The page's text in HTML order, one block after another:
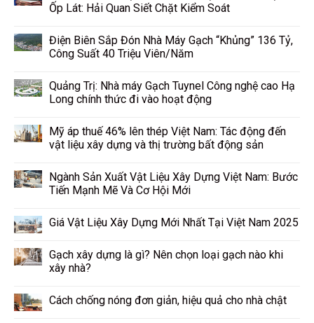
Ốp Lát: Hải Quan Siết Chặt Kiểm Soát
Điện Biên Sắp Đón Nhà Máy Gạch “Khủng” 136 Tỷ,
Công Suất 40 Triệu Viên/Năm
Quảng Trị: Nhà máy Gạch Tuynel Công nghệ cao Hạ
Long chính thức đi vào hoạt động
Mỹ áp thuế 46% lên thép Việt Nam: Tác động đến
vật liệu xây dựng và thị trường bất động sản
Ngành Sản Xuất Vật Liệu Xây Dựng Việt Nam: Bước
Tiến Mạnh Mẽ Và Cơ Hội Mới
Giá Vật Liệu Xây Dựng Mới Nhất Tại Việt Nam 2025
Gạch xây dựng là gì? Nên chọn loại gạch nào khi
xây nhà?
Cách chống nóng đơn giản, hiệu quả cho nhà chật